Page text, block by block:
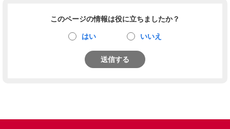
このページの情報は役に立ちましたか？
はい いいえ
送信する